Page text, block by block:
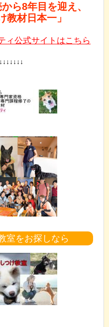
ら8年目を迎え、
教材日本一」
ィ公式サイトはこちら
室をお探しなら